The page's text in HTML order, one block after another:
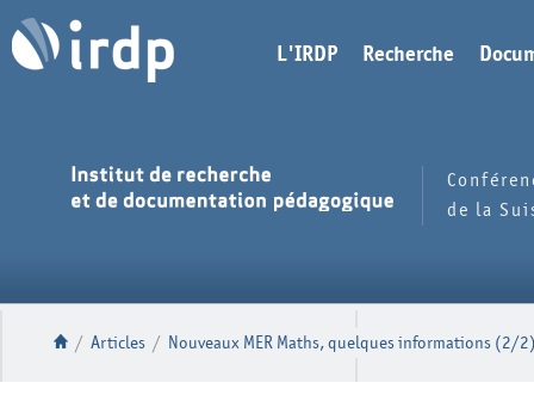
L'IRDP Recherche
de la
/ Articles / Nouveaux MER Maths, quelques informations (2/